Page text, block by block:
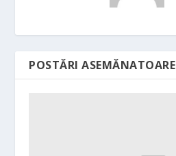
POSTĂRI ASEMĂNATOARE